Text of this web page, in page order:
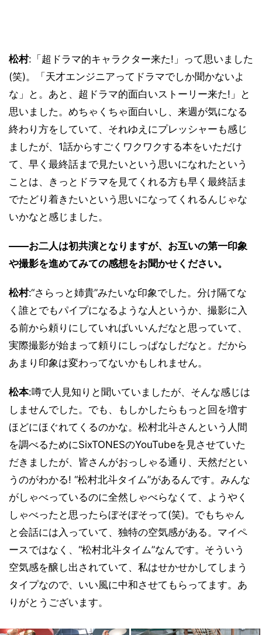
松村:「超ドラマ的キャラクター来た!」って思いました
(笑)。「天才エンジニアってドラマでしか聞かないよ
な」と。あと、超ドラマ的面白いストーリー来た!」と
思いました。めちゃくちゃ面白いし、来週が気になる
終わり方をしていて、それゆえにプレッシャーも感じ
ましたが、1話からすごくワクワクする本をいただけ
て、早く最終話まで見たいという思いになれたという
ことは、きっとドラマを見てくれる方も早く最終話ま
でたどり着きたいという思いになってくれるんじゃな
いかなと感じました。
――お二人は初共演となりますが、お互いの第一印象
や撮影を進めてみての感想をお聞かせください。
松村:“さらっと姉貴”みたいな印象でした。分け隔てな
く誰とでもパイプになるような人というか、撮影に入
る前から頼りにしていればいいんだなと思っていて、
実際撮影が始まって頼りにしっぱなしだなと。だから
あまり印象は変わってないかもしれません。
松本:噂で人見知りと聞いていましたが、そんな感じは
しませんでした。でも、もしかしたらもっと回を増す
ほどにほぐれてくるのかな。松村北斗さんという人間
を調べるためにSixTONESのYouTubeを見させていた
だきましたが、皆さんがおっしゃる通り、天然だとい
うのがわかる! “松村北斗タイム”があるんです。みんな
がしゃべっているのに全然しゃべらなくて、ようやく
しゃべったと思ったらぼそぼそって(笑)。でもちゃん
と会話には入っていて、独特の空気感がある。マイペ
ースではなく、“松村北斗タイム”なんです。そういう
空気感を醸し出されていて、私はせかせかしてしまう
タイプなので、いい風に中和させてもらってます。あ
りがとうございます。